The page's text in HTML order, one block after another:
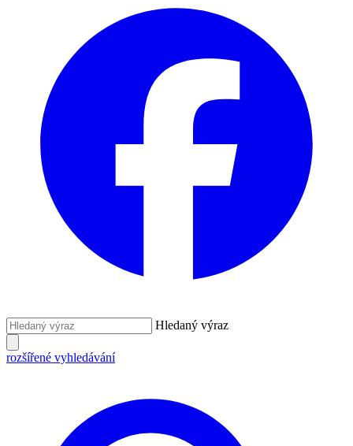
Hledaný výraz
rozšířené vyhledávání